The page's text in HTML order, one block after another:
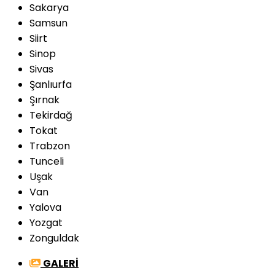
Sakarya
Samsun
Siirt
Sinop
Sivas
Şanlıurfa
Şırnak
Tekirdağ
Tokat
Trabzon
Tunceli
Uşak
Van
Yalova
Yozgat
Zonguldak
GALERİ